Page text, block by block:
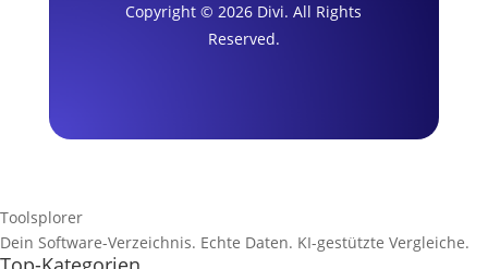
Copyright © 2026 Divi. All Rights
Reserved.
Toolsplorer
Dein Software-Verzeichnis. Echte Daten. KI-gestützte Vergleiche.